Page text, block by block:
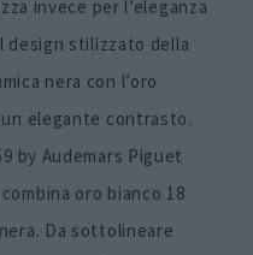
invece per l’eleganza
design stilizzato della
nera con l’oro
elegante contrasto.
by Audemars Piguet
oro bianco 18
Da sottolineare